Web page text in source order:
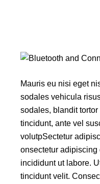
Mauris eu nisi eget
sodales vehicula
sodales, blandit
tincidunt, ante vel
volutpSectetur
onsectetur adipiscing
incididunt ut labore.
tincidunt velit.